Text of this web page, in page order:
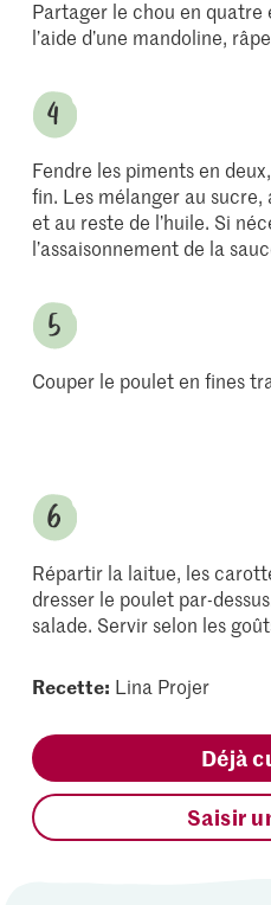
Partager le chou en
l’aide d’une mandoline,
Fendre les piments en
fin. Les mélanger au sucre,
et au reste de l’huile. Si
l’assaisonnement de la
Couper le poulet en fines
Répartir la laitue, les
dresser le poulet par-
salade. Servir selon les
Recette: Lina Projer
Déjà
Saisir